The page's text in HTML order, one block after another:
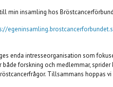
min insamling hos
enda intresseorganisation som
forskning och medlemmar, sprider
Tillsammans hoppas vi